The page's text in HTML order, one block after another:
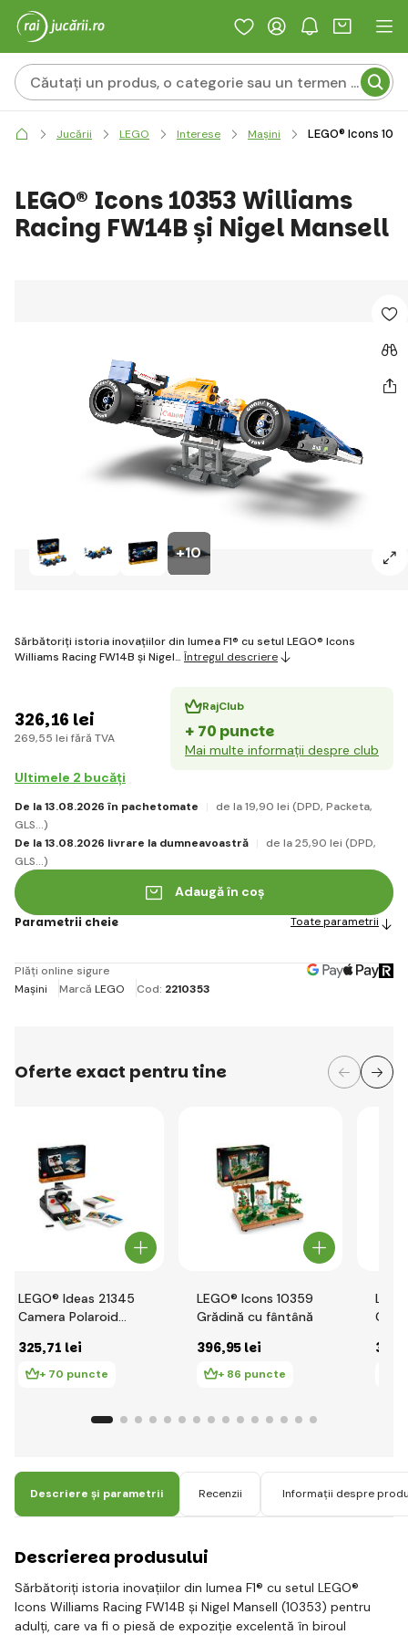
Jucării LEGO Interese Mașini LEGO® Icons
+10
LEGO® Icons 10353 Williams
Racing FW14B și Nigel Mansell
Sărbătoriți istoria inovațiilor din lumea F1® cu setul LEGO® Icons
Williams Racing FW14B și Nigel… Întregul descriere
326,16 lei
269,55 lei fără TVA
RajClub
+ 70 puncte
Mai multe informații despre club
Ultimele 2 bucăți
De la 13.08.2026 în pachetomate de la 19,90 lei (DPD, Packeta,
GLS...)
De la 13.08.2026 livrare la dumneavoastră
de la 25,90 lei (DPD,
GLS...)
Adaugă în coș
Parametrii cheie Toate parametrii
Plăți online sigure
Mașini
Marcă LEGO Cod: 2210353
Oferte exact pentru tine
LEGO® Ideas 21345
Camera Polaroid
325,71 lei
+ 70 puncte
LEGO® Icons 10359
Grădină cu fântână
396,95 lei
+ 86 puncte
329
Descriere și parametrii Recenzii Informații despre
Descrierea produsului
Sărbătoriți istoria inovațiilor din lumea F1® cu setul LEGO®
Icons Williams Racing FW14B și Nigel Mansell (10353) pentru
adulți, care va fi o piesă de expoziție excelentă în biroul